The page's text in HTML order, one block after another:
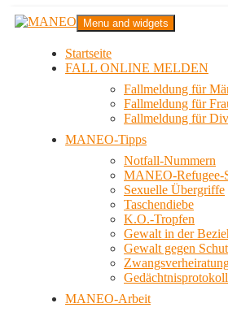
Zum
InhaltMANEO
Das schwule Anti-Gewalt-Projekt in
Menu and widgets
Startseite
FALL ONLINE MELDEN
Fallmeldung für
Fallmeldung für
Fallmeldung für
MANEO-Tipps
Notfall-Nummern
MANEO-Refugee-
Sexuelle Übergriffe
Taschendiebe
K.O.-Tropfen
Gewalt in der
Gewalt gegen
Gedächtnisprotokoll
MANEO-Arbeit